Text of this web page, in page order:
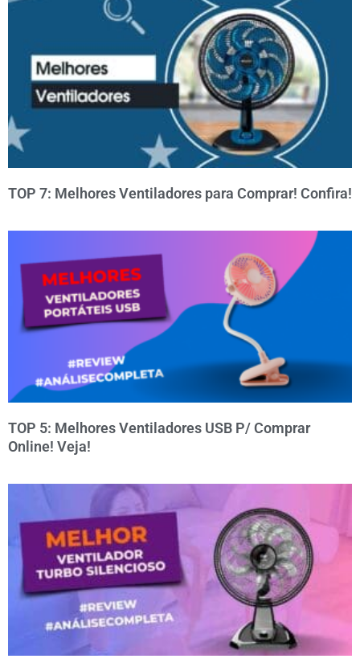
TOP 7: Melhores Ventiladores para Comprar! Confira!
TOP 5: Melhores Ventiladores USB P/ Comprar
Online! Veja!